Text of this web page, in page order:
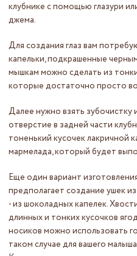
клубнике с помощью глазури
джема.
Для создания глаз вам
капельки, подкрашенные
мышкам можно сделать из
которые достаточно просто
Далее нужно взять
отверстие в задней части
тоненький кусочек лакричной
мармелада, который будет
Еще один вариант
предполагает создание ушек
- из шоколадных капелек.
длинных и тонких кусочков
носиков можно использовать
таком случае для вашего